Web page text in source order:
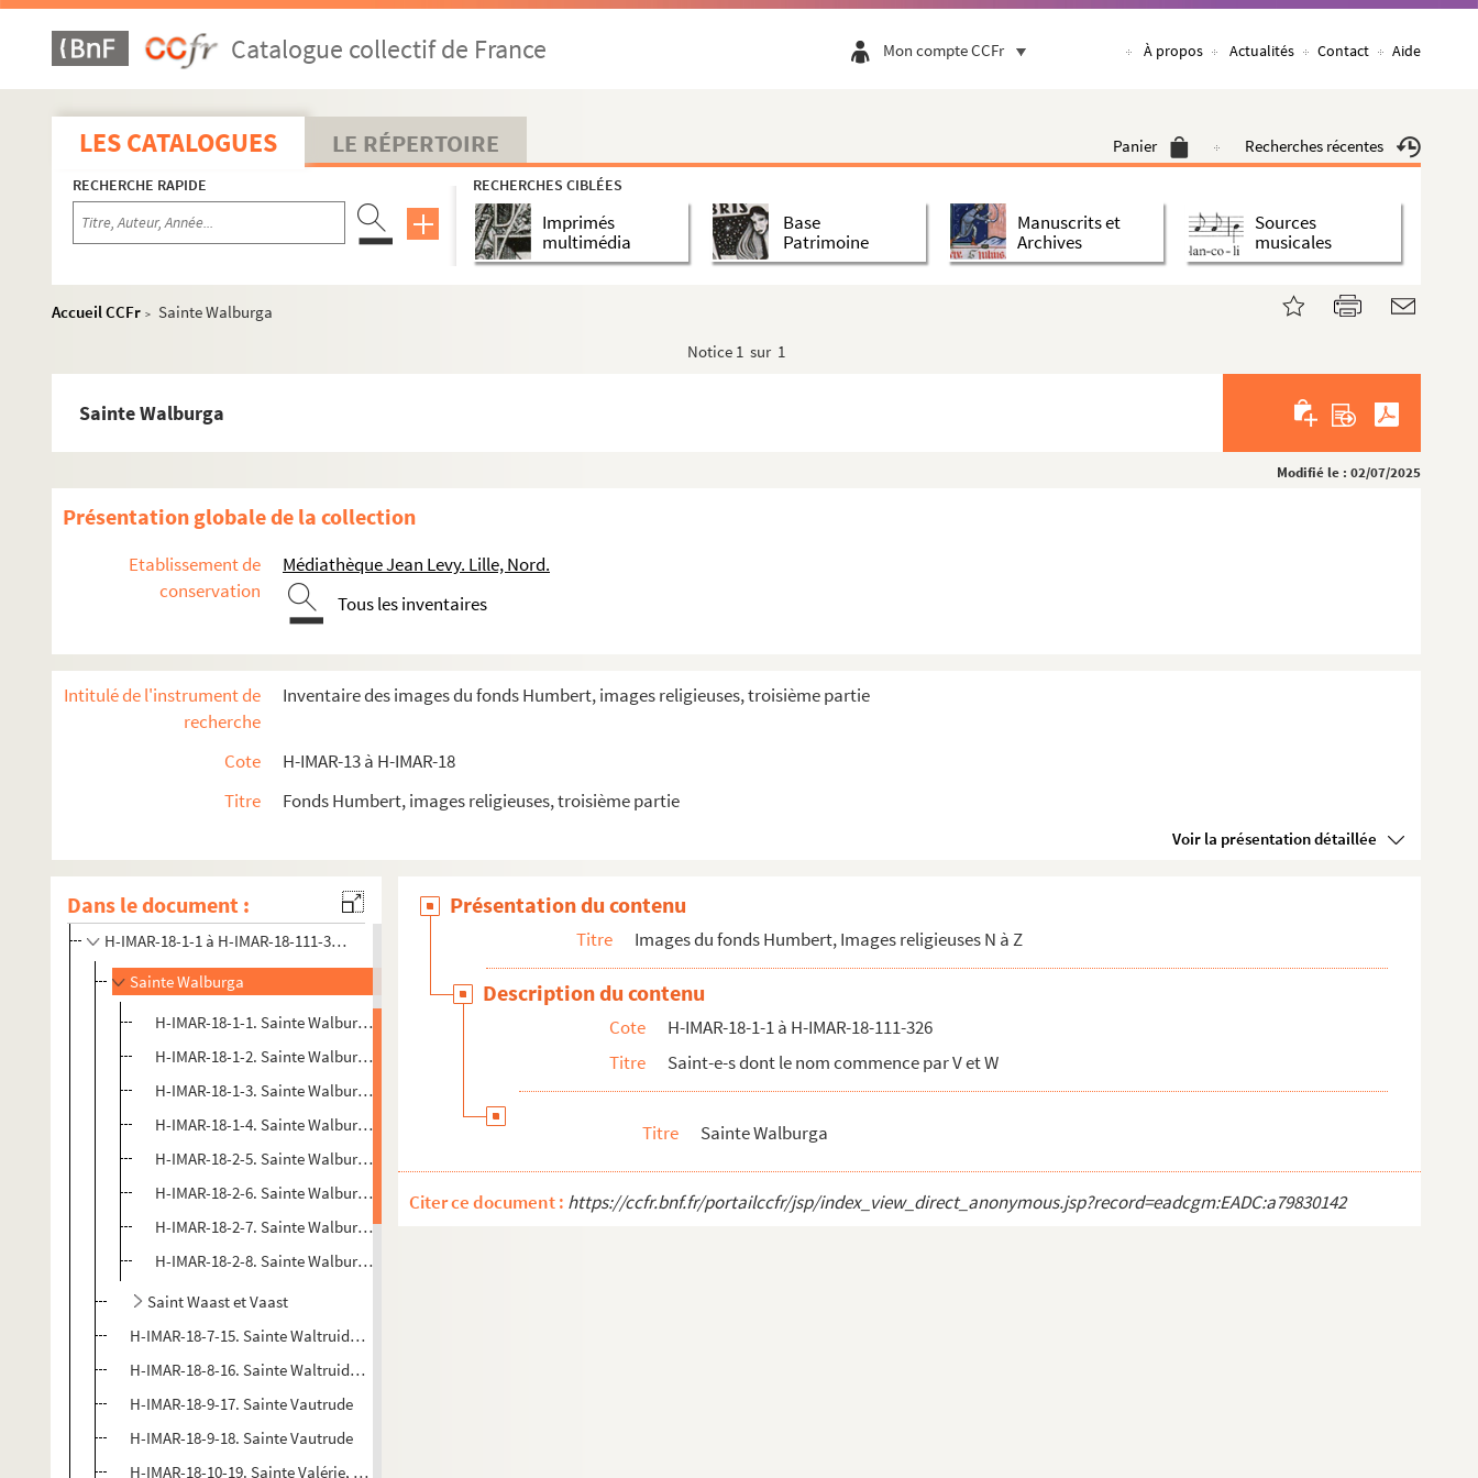
Catalogue collectif de France Mon compte CCFr À propos Actualités Contact Aide
LES CATALOGUES LE RÉPERTOIRE Panier Recherches récentes
RECHERCHE RAPIDE RECHERCHES CIBLÉES
Imprimés
multimédia
Base
Patrimoine
Manuscrits et
Archives
Sources
musicales
Accueil CCFr > Sainte Walburga
Notice 1 sur 1
Sainte Walburga
Modifié le : 02/07/2025
Présentation globale de la collection
Etablissement de
conservation
Médiathèque Jean Levy. Lille, Nord.
Tous les inventaires
Intitulé de l'instrument de
recherche
Inventaire des images du fonds Humbert, images religieuses, troisième partie
Cote
H-IMAR-13 à H-IMAR-18
Titre
Fonds Humbert, images religieuses, troisième partie
Voir la présentation détaillée
Dans le document :
Images du fonds Humbert, Images religieuses N à Z
H-IMAR-13-1-1 à H-IMAR-13-48-112. Saint-e-s dont le nom commence par N
H-IMAR-13-49-113 à H-IMAR-13-82-180. Saint-e-s dont le nom commence par O
H-IMAR-14-123-304 à H-IMAR-14-133-330. Saint-e-s dont le nom commence par Q
H-IMAR-15-1-1 à H-IMAR-15-92-291. Saint-e-s dont le nom commence par R
H-IMAR-17-1-1 à H-IMAR-17-90-270. Saint-e-s dont le nom commence par T
H-IMAR-17-91-271 à H-IMAR-17-111-324. Saint-e-s dont le nom commence par U
H-IMAR-18-1-1 à H-IMAR-18-111-326. Saint-e-s dont le nom commence par V et W
Sainte Walburga
H-IMAR-18-1-1. Sainte Walburga
H-IMAR-18-1-2. Sainte Walburga
H-IMAR-18-1-3. Sainte Walburga
H-IMAR-18-1-4. Sainte Walburga
H-IMAR-18-2-5. Sainte Walburga
H-IMAR-18-2-6. Sainte Walburga
H-IMAR-18-2-7. Sainte Walburga
H-IMAR-18-2-8. Sainte Walburga
Saint Waast et Vaast
H-IMAR-18-7-15. Sainte Waltruide ou Vaudru
H-IMAR-18-8-16. Sainte Waltruide ou Vaudru
H-IMAR-18-9-17. Sainte Vautrude
H-IMAR-18-9-18. Sainte Vautrude
H-IMAR-18-10-19. Sainte Valérie, vierge et martyre à Limoges
Présentation du contenu
Titre Images du fonds Humbert, Images religieuses N à Z
Description du contenu
Cote
H-IMAR-18-1-1 à H-IMAR-18-111-326
Titre
Saint-e-s dont le nom commence par V et W
Titre Sainte Walburga
Citer ce document : https://ccfr.bnf.fr/portailccfr/jsp/index_view_direct_anonymous.jsp?record=eadcgm:EADC:a79830142